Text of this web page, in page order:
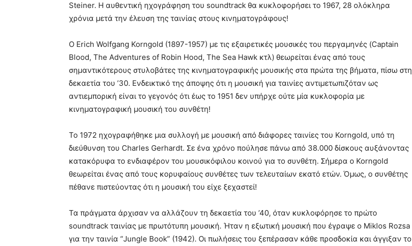
Steiner. H αυθεντική ηχογράφηση του soundtrack θα κυκλοφορήσει το 1967, 28 ολόκληρα
χρόνια μετά την έλευση της ταινίας στους κινηματογράφους!
Ο Εrich Wolfgang Korngold (1897-1957) με τις εξαιρετικές μουσικές του περγαμηνές (Captain
Blood, The Adventures of Robin Hood, The Sea Hawk κτλ) θεωρείται ένας από τους
σημαντικότερους στυλοβάτες της κινηματογραφικής μουσικής στα πρώτα της βήματα, πίσω στη
δεκαετία του ’30. Ενδεικτικό της άποψης ότι η μουσική για ταινίες αντιμετωπιζόταν ως
αντιεμπορική είναι το γεγονός ότι έως το 1951 δεν υπήρχε ούτε μία κυκλοφορία με
κινηματογραφική μουσική του συνθέτη!
Το 1972 ηχογραφήθηκε μια συλλογή με μουσική από διάφορες ταινίες του Korngold, υπό τη
διεύθυνση του Charles Gerhardt. Σε ένα χρόνο πούλησε πάνω από 38.000 δίσκους αυξάνοντας
κατακόρυφα το ενδιαφέρον του μουσικόφιλου κοινού για το συνθέτη. Σήμερα ο Korngold
θεωρείται ένας από τους κορυφαίους συνθέτες των τελευταίων εκατό ετών. Όμως, ο συνθέτης
πέθανε πιστεύοντας ότι η μουσική του είχε ξεχαστεί!
Τα πράγματα άρχισαν να αλλάζουν τη δεκαετία του ’40, όταν κυκλοφόρησε το πρώτο
soundtrack ταινίας με πρωτότυπη μουσική. Ήταν η εξωτική μουσική που έγραψε ο Miklos Rozsa
για την ταινία “Jungle Book” (1942). Οι πωλήσεις του ξεπέρασαν κάθε προσδοκία και άγγιξαν το